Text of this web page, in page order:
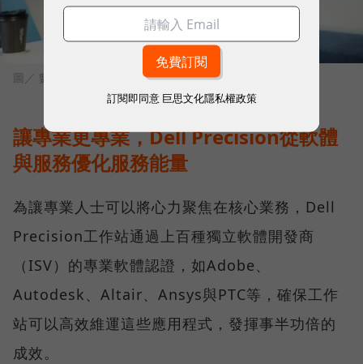
圖／ 數位時代
讓專業更專業，Dell Precision從軟體
與服務優化服務能量
為讓專業人士可以將心力聚焦在核心業務，Dell
Precision工作站通過上百種獨立軟體開發商
（ISV）的專業軟體認證，如Adobe、
Autodesk、Altair、Ansys與PTC等，確保工作
站可以高效維運這些應用程式，發揮事半功倍的
成效。
訂閱即同意 巨思文化隱私權政策